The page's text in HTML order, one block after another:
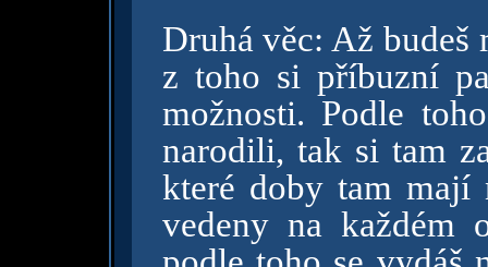
Druhá věc: Až budeš
z toho si příbuzní
možnosti. Podle
narodili, tak si tam
které doby tam mají
vedeny na každém